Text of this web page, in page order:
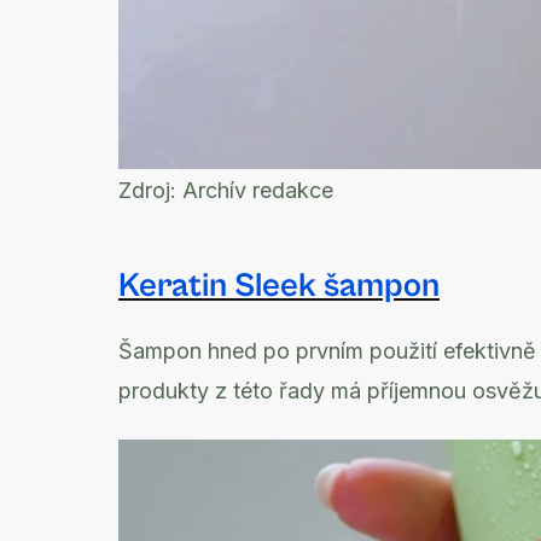
Zdroj: Archív redakce
Keratin Sleek šampon
Šampon hned po prvním použití
produkty z této řady má příjemnou